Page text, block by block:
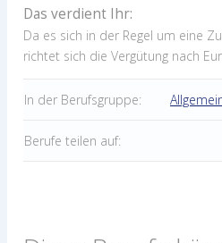
Das verdient Ihr:
Da es sich in der Regel um eine
richtet sich die Vergütung nach
In der Berufsgruppe:
Berufe teilen auf: